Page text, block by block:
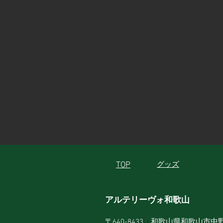
TOP グッズ
アルテリーヴォ和歌山